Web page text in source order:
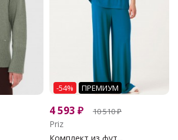
-54% ПРЕМИУМ
4 593 ₽ 10 510₽
Priz